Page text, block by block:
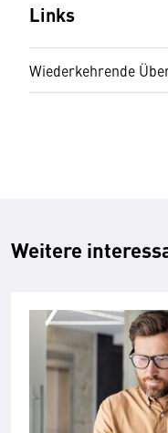
Links
Wiederkehrende
Weitere